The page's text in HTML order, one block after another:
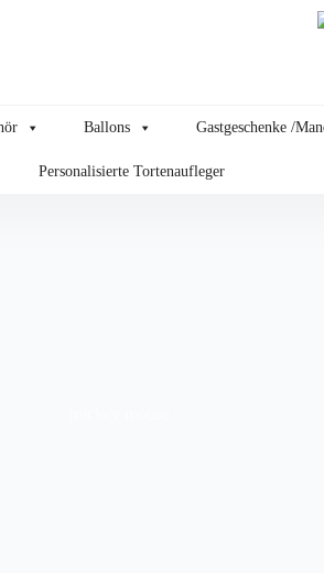
Ballons Gastgeschenke /
Personalisierte Tortenaufleger